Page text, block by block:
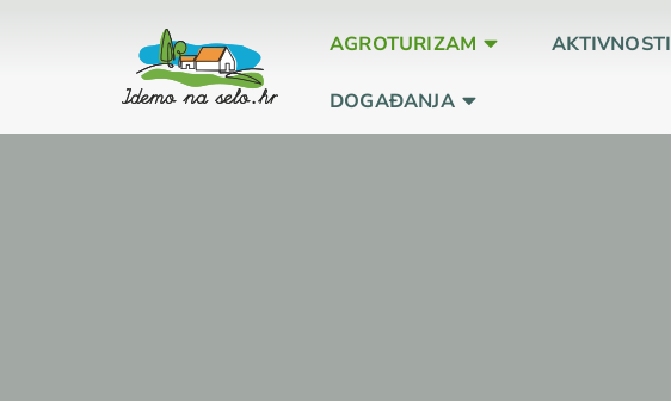
AGROTURIZAM AKTIVNOSTI
DOGAĐANJA